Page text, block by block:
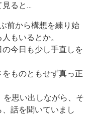
見ると…
前から構想を練り始
もいるとか。
今日も少し手直しを
ものともせず真っ正
を思い出しながら、そ
話を聞いていまし